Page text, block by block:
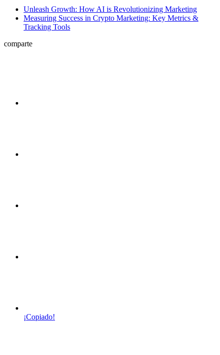
Unleash Growth: How AI is Revolutionizing Marketing
Measuring Success in Crypto Marketing: Key Metrics &
Tracking Tools
comparte
¡Copiado!